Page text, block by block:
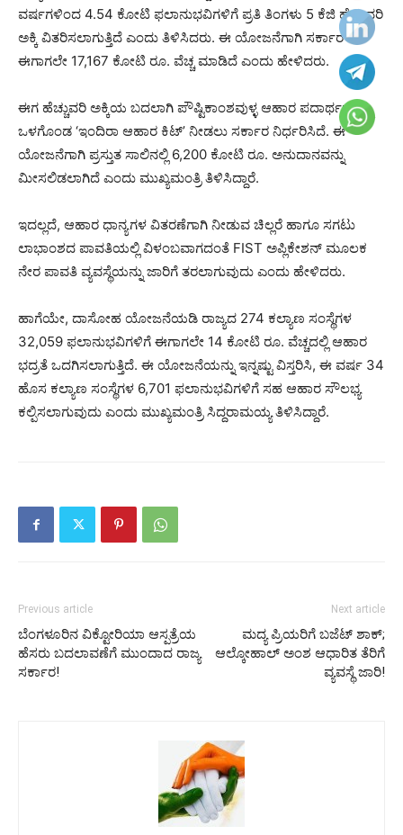
ವರ್ಷಗಳಿಂದ 4.54 ಕೋಟಿ ಫಲಾನುಭವಿಗಳಿಗೆ ಪ್ರತಿ ತಿಂಗಳು 5 ಕೆಜಿ ಹೆಚ್ಚುವರಿ
ಅಕ್ಕಿ ವಿತರಿಸಲಾಗುತ್ತಿದೆ ಎಂದು ತಿಳಿಸಿದರು. ಈ ಯೋಜನೆಗಾಗಿ ಸರ್ಕಾರ
ಈಗಾಗಲೇ 17,167 ಕೋಟಿ ರೂ. ವೆಚ್ಚ ಮಾಡಿದೆ ಎಂದು ಹೇಳಿದರು.
ಈಗ ಹೆಚ್ಚುವರಿ ಅಕ್ಕಿಯ ಬದಲಾಗಿ ಪೌಷ್ಟಿಕಾಂಶವುಳ್ಳ ಆಹಾರ ಪದಾರ್ಥಗಳನ್ನು
ಒಳಗೊಂಡ ‘ಇಂದಿರಾ ಆಹಾರ ಕಿಟ್’ ನೀಡಲು ಸರ್ಕಾರ ನಿರ್ಧರಿಸಿದೆ. ಈ
ಯೋಜನೆಗಾಗಿ ಪ್ರಸ್ತುತ ಸಾಲಿನಲ್ಲಿ 6,200 ಕೋಟಿ ರೂ. ಅನುದಾನವನ್ನು
ಮೀಸಲಿಡಲಾಗಿದೆ ಎಂದು ಮುಖ್ಯಮಂತ್ರಿ ತಿಳಿಸಿದ್ದಾರೆ.
ಇದಲ್ಲದೆ, ಆಹಾರ ಧಾನ್ಯಗಳ ವಿತರಣೆಗಾಗಿ ನೀಡುವ ಚಿಲ್ಲರೆ ಹಾಗೂ ಸಗಟು
ಲಾಭಾಂಶದ ಪಾವತಿಯಲ್ಲಿ ವಿಳಂಬವಾಗದಂತೆ FIST ಅಪ್ಲಿಕೇಶನ್ ಮೂಲಕ
ನೇರ ಪಾವತಿ ವ್ಯವಸ್ಥೆಯನ್ನು ಜಾರಿಗೆ ತರಲಾಗುವುದು ಎಂದು ಹೇಳಿದರು.
ಹಾಗೆಯೇ, ದಾಸೋಹ ಯೋಜನೆಯಡಿ ರಾಜ್ಯದ 274 ಕಲ್ಯಾಣ ಸಂಸ್ಥೆಗಳ
32,059 ಫಲಾನುಭವಿಗಳಿಗೆ ಈಗಾಗಲೇ 14 ಕೋಟಿ ರೂ. ವೆಚ್ಚದಲ್ಲಿ ಆಹಾರ
ಭದ್ರತೆ ಒದಗಿಸಲಾಗುತ್ತಿದೆ. ಈ ಯೋಜನೆಯನ್ನು ಇನ್ನಷ್ಟು ವಿಸ್ತರಿಸಿ, ಈ ವರ್ಷ 34
ಹೊಸ ಕಲ್ಯಾಣ ಸಂಸ್ಥೆಗಳ 6,701 ಫಲಾನುಭವಿಗಳಿಗೆ ಸಹ ಆಹಾರ ಸೌಲಭ್ಯ
ಕಲ್ಪಿಸಲಾಗುವುದು ಎಂದು ಮುಖ್ಯಮಂತ್ರಿ ಸಿದ್ದರಾಮಯ್ಯ ತಿಳಿಸಿದ್ದಾರೆ.
Previous article
ಬೆಂಗಳೂರಿನ ವಿಕ್ಟೋರಿಯಾ ಆಸ್ಪತ್ರೆಯ
ಹೆಸರು ಬದಲಾವಣೆಗೆ ಮುಂದಾದ ರಾಜ್ಯ
ಸರ್ಕಾರ!
Next article
ಮದ್ಯ ಪ್ರಿಯರಿಗೆ ಬಜೆಟ್ ಶಾಕ್;
ಆಲ್ಕೋಹಾಲ್ ಅಂಶ ಆಧಾರಿತ ತೆರಿಗೆ
ವ್ಯವಸ್ಥೆ ಜಾರಿ!